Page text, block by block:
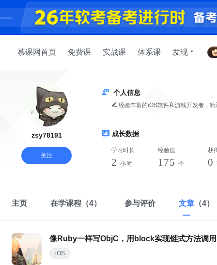
慕课网首页 免费课 实战课 体系课 发现
zsy78191
关注
个人信息
经验丰富的iOS软件和游戏开发者，
成长数据
学习时长
2 小时
经验值
175 个
获
0
主页 在学课程 （4） 参与评价 文章 （4）
像Ruby一样写ObjC，用block实现链式方法调用
iOS